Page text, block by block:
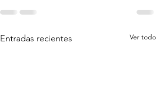
Entradas recientes Ver todo